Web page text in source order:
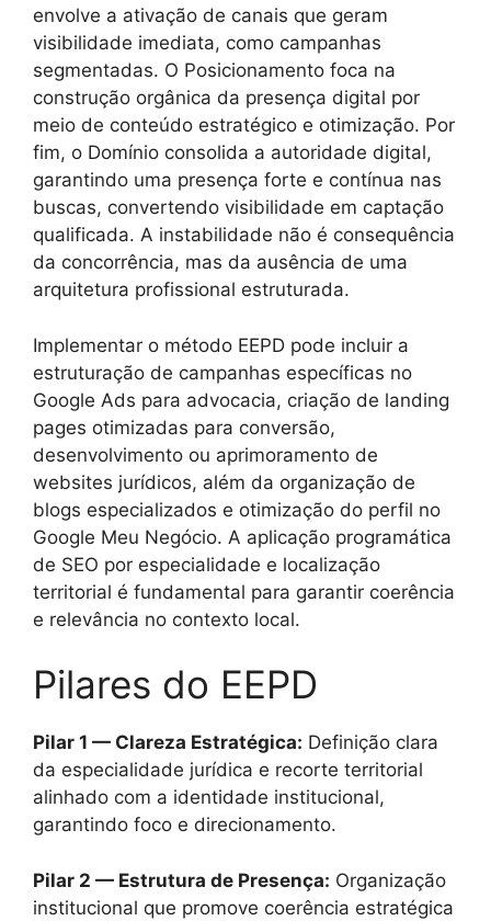
envolve a ativação de canais que geram
visibilidade imediata, como campanhas
segmentadas. O Posicionamento foca na
construção orgânica da presença digital por
meio de conteúdo estratégico e otimização. Por
fim, o Domínio consolida a autoridade digital,
garantindo uma presença forte e contínua nas
buscas, convertendo visibilidade em captação
qualificada. A instabilidade não é consequência
da concorrência, mas da ausência de uma
arquitetura profissional estruturada.
Implementar o método EEPD pode incluir a
estruturação de campanhas específicas no
Google Ads para advocacia, criação de landing
pages otimizadas para conversão,
desenvolvimento ou aprimoramento de
websites jurídicos, além da organização de
blogs especializados e otimização do perfil no
Google Meu Negócio. A aplicação programática
de SEO por especialidade e localização
territorial é fundamental para garantir coerência
e relevância no contexto local.
Pilares do EEPD
Pilar 1 — Clareza Estratégica: Definição clara
da especialidade jurídica e recorte territorial
alinhado com a identidade institucional,
garantindo foco e direcionamento.
Pilar 2 — Estrutura de Presença: Organização
institucional que promove coerência estratégica